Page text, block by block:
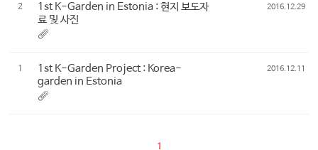
2
1st K-Garden in Estonia : 현지 보도자
료 및 사진
2016.12.29
1
1st K-Garden Project : Korea-
garden in Estonia
2016.12.11
1